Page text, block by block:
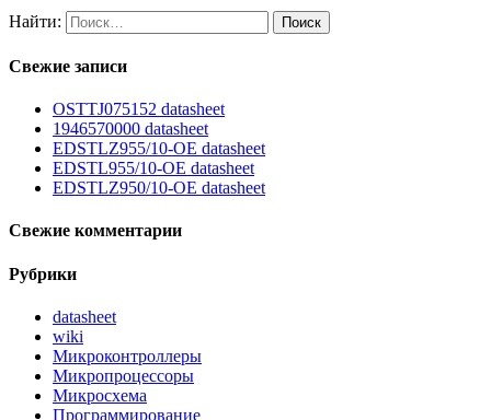
Найти:
Свежие записи
OSTTJ075152 datasheet
1946570000 datasheet
EDSTLZ955/10-OE datasheet
EDSTL955/10-OE datasheet
EDSTLZ950/10-OE datasheet
Свежие комментарии
Рубрики
datasheet
wiki
Микроконтроллеры
Микропроцессоры
Микросхема
Программирование